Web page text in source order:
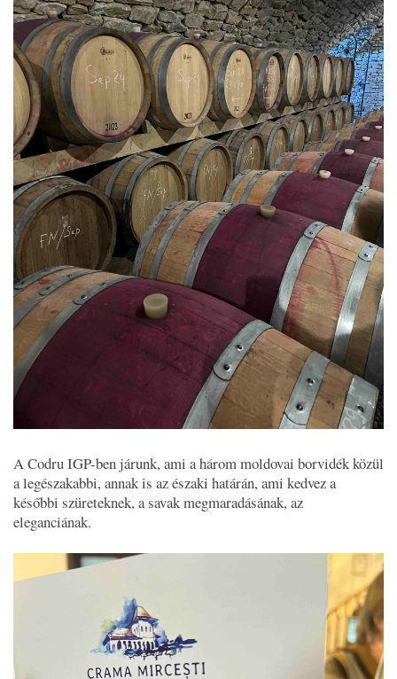
A Codru IGP-ben járunk, ami a három moldovai borvidék közül
a legészakabbi, annak is az északi határán, ami kedvez a
későbbi szüreteknek, a savak megmaradásának, az
eleganciának.